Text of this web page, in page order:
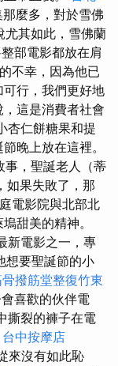
麼多，對於雪佛
尤其如此，雪佛蘭
部電影都放在肩
不幸，因為他已
行，我們更好地
這是消費者社會
杏仁餅糖果和提
晚上放在這裡。
事，聖誕老人（蒂
如果失敗了，那
電影院與北部北
甜美的精神。
新電影之一，專
想要聖誕節的小
撥筋堂整復竹東
喜歡的伙伴電
撕裂的褲子在電
台中按摩店
來沒有如此恥